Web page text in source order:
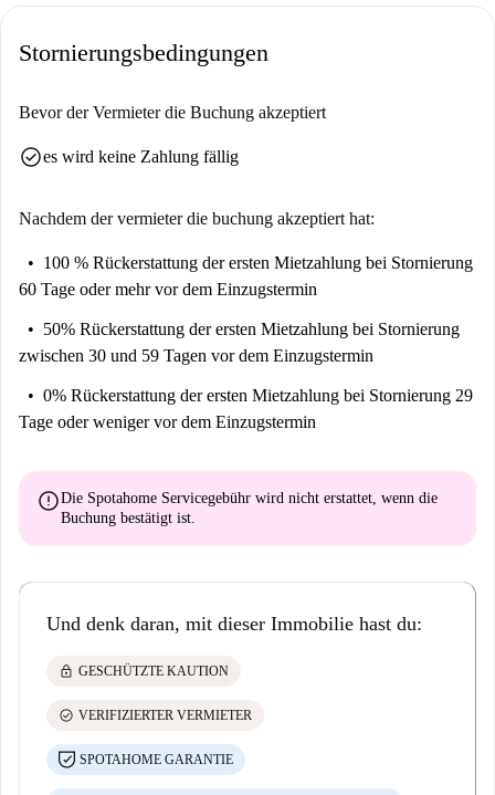
sich in der Nähe und bieten eine abwechslungsreiche Küche.
Stornierungsbedingungen
Bevor der Vermieter die Buchung akzeptiert
check_circlees wird keine Zahlung fällig
Nachdem der vermieter die buchung akzeptiert hat:
100 % Rückerstattung der ersten Mietzahlung bei Stornierung
60 Tage oder mehr vor dem Einzugstermin
50% Rückerstattung der ersten Mietzahlung bei Stornierung
zwischen 30 und 59 Tagen vor dem Einzugstermin
0% Rückerstattung der ersten Mietzahlung bei Stornierung 29
Tage oder weniger vor dem Einzugstermin
errorDie Spotahome Servicegebühr wird nicht erstattet, wenn die
Buchung bestätigt ist.
Und denk daran, mit dieser Immobilie hast du:
lock GESCHÜTZTE KAUTION
check_circle VERIFIZIERTER VERMIETER
SPOTAHOME GARANTIE